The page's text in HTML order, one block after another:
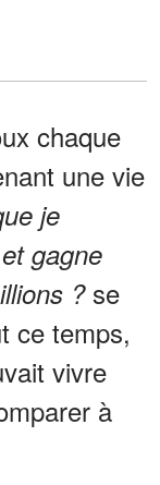
chaque
une vie
je
gagne
? se
ce temps,
vivre
à